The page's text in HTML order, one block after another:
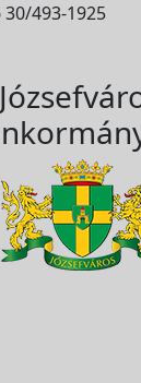
30/493-1925